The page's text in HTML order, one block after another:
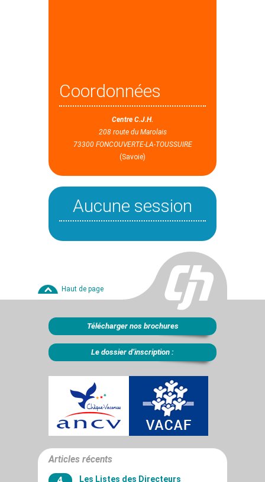
Coordonnées
Centre C.J.H.
208 route du Marolais
73300 FONCOUVERTE-LA-TOUSSUIRE
(Savoie)
Aucune session
Haut de page
Télécharger nos brochures
Le dossier d’inscription :
Articles récents
Les Listes des Directeurs